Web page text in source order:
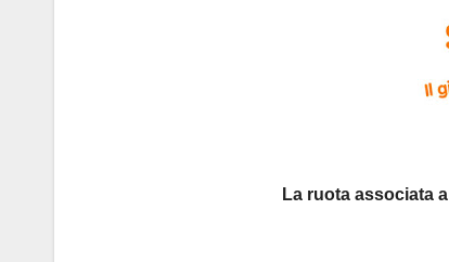
La ruota associata a